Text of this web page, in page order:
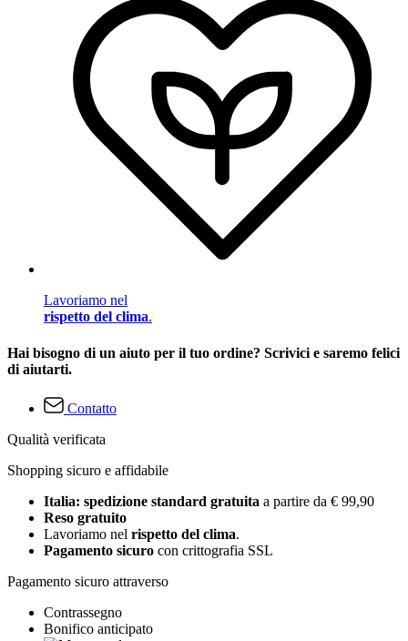
Lavoriamo nel
rispetto del clima.
Hai bisogno di un aiuto per il tuo ordine? Scrivici e saremo felici
di aiutarti.
Contatto
Qualità verificata
Shopping sicuro e affidabile
Italia: spedizione standard gratuita a partire da € 99,90
Reso gratuito
Lavoriamo nel rispetto del clima.
Pagamento sicuro con crittografia SSL
Pagamento sicuro attraverso
Contrassegno
Bonifico anticipato